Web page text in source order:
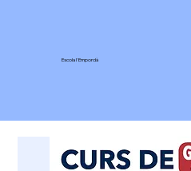
Escola l'Empordà